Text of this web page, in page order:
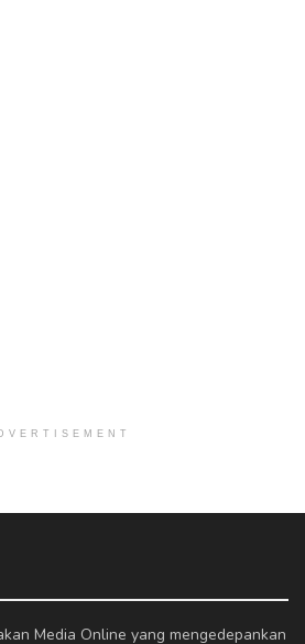
Media Online yang mengedepankan